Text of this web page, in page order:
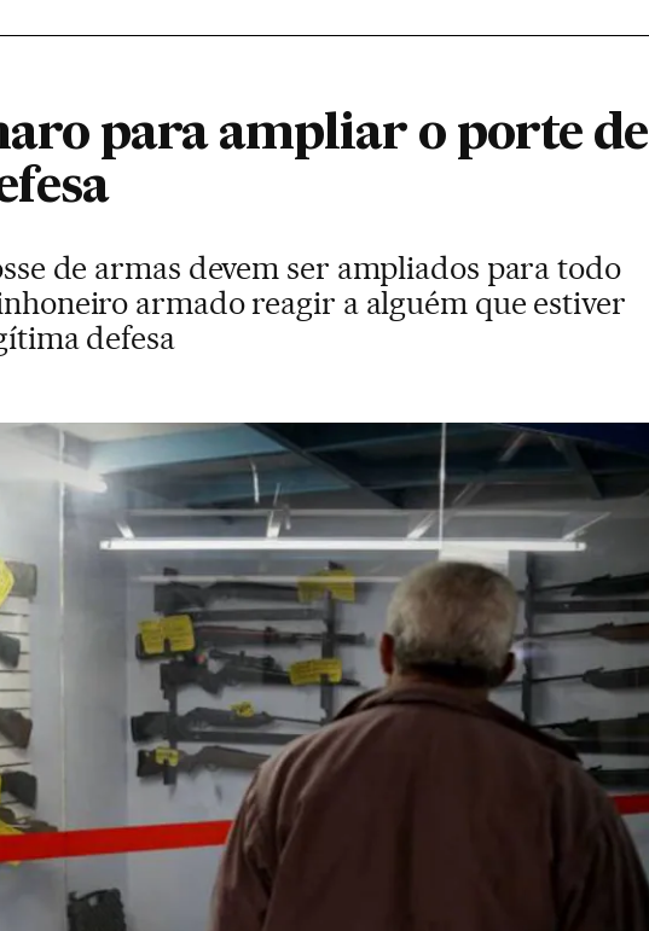
para ampliar o porte de
de armas devem ser ampliados para todo
armado reagir a alguém que estiver
defesa